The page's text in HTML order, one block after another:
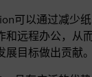
可以通过减少
和远程办公，从
目标做出贡献。